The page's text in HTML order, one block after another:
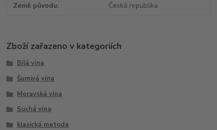
Země původu Česká republika
Zboží zařazeno v kategoriích
Bílá vína
Šumivá vína
Moravská vína
Suchá vína
klasická metoda